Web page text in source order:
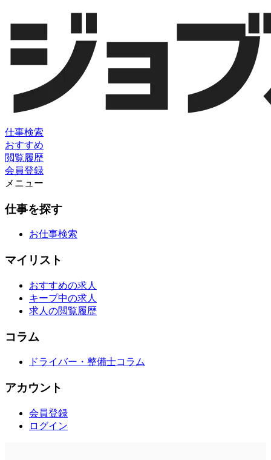
仕事検索
おすすめ
閲覧履歴
会員登録
メニュー
仕事を探す
お仕事検索
マイリスト
おすすめの求人
キープ中の求人
求人の閲覧履歴
コラム
ドライバー・整備士コラム
アカウント
会員登録
ログイン